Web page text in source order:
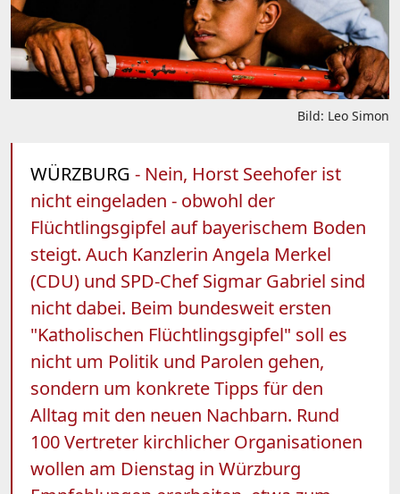
Bild: Leo Simon
WÜRZBURG - Nein, Horst Seehofer ist
nicht eingeladen - obwohl der
Flüchtlingsgipfel auf bayerischem Boden
steigt. Auch Kanzlerin Angela Merkel
(CDU) und SPD-Chef Sigmar Gabriel sind
nicht dabei. Beim bundesweit ersten
"Katholischen Flüchtlingsgipfel" soll es
nicht um Politik und Parolen gehen,
sondern um konkrete Tipps für den
Alltag mit den neuen Nachbarn. Rund
100 Vertreter kirchlicher Organisationen
wollen am Dienstag in Würzburg